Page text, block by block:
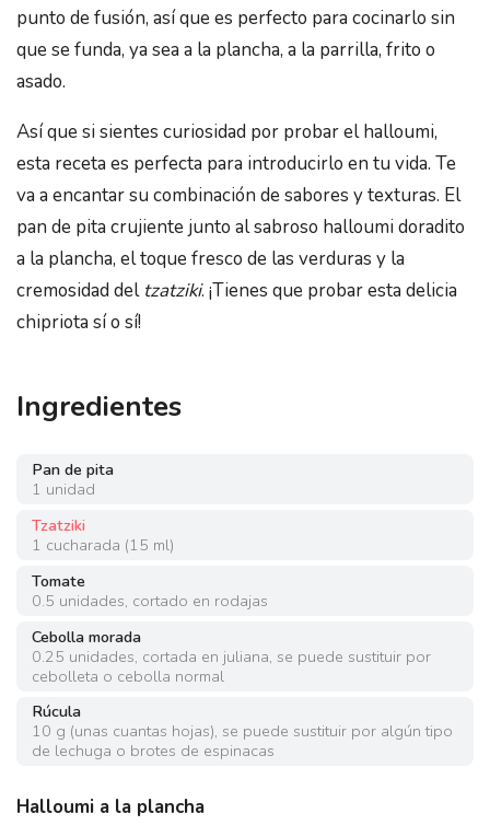
punto de fusión, así que es perfecto para cocinarlo sin
que se funda, ya sea a la plancha, a la parrilla, frito o
asado.
Así que si sientes curiosidad por probar el halloumi,
esta receta es perfecta para introducirlo en tu vida. Te
va a encantar su combinación de sabores y texturas. El
pan de pita crujiente junto al sabroso halloumi doradito
a la plancha, el toque fresco de las verduras y la
cremosidad del tzatziki. ¡Tienes que probar esta delicia
chipriota sí o sí!
Ingredientes
Pan de pita
1 unidad
Tzatziki
1 cucharada (15 ml)
Tomate
0.5 unidades, cortado en rodajas
Cebolla morada
0.25 unidades, cortada en juliana, se puede sustituir por
cebolleta o cebolla normal
Rúcula
10 g (unas cuantas hojas), se puede sustituir por algún tipo
de lechuga o brotes de espinacas
Halloumi a la plancha